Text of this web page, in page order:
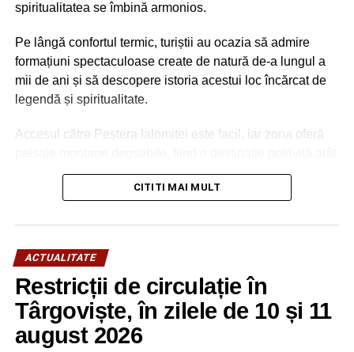
spiritualitatea se îmbină armonios.
Pe lângă confortul termic, turiștii au ocazia să admire
formațiuni spectaculoase create de natură de-a lungul a
mii de ani și să descopere istoria acestui loc încărcat de
legendă și spiritualitate.
Accesul către Peștera Ialomiței este facil, iar zona oferă
pentru familii cu copii, cât și pentru iubitorii de natură,
drumeție și patrimoniu.CITITI MAI MULT
ACTUALITATE
Restricții de circulație în
Târgoviște, în zilele de 10 și 11
august 2026